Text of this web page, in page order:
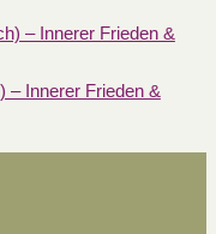
– Innerer Frieden &
– Innerer Frieden &